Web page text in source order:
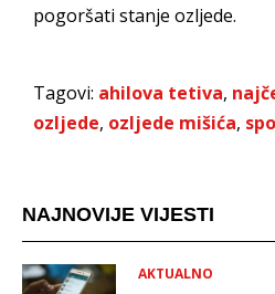
pogoršati stanje ozljede.
Tagovi: ahilova tetiva,
ozljede, ozljede mišića,
NAJNOVIJE VIJESTI
AKTUALNO